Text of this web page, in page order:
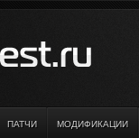
ПАТЧИ МОДИФИКАЦИИ